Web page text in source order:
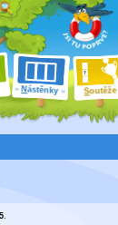
Nástěnky Soutěže
.